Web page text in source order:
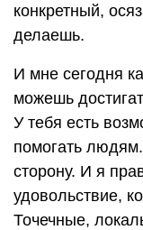
конкретный,
делаешь.
И мне сегодня
можешь
У тебя есть
помогать
сторону. И я
удовольствие,
Точечные,